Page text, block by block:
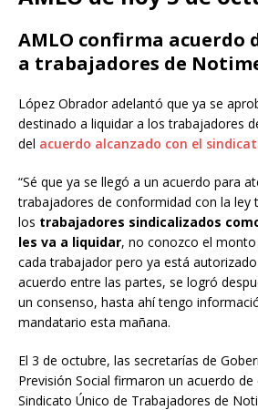
AMLO confirma acuerdo
a trabajadores de
López Obrador adelantó que ya se
destinado a liquidar a los trabajadores
del acuerdo alcanzado con el
“Sé que ya se llegó a un acuerdo para
trabajadores de conformidad con la ley
los trabajadores sindicalizados
les va a liquidar, no conozco el
cada trabajador pero ya está
acuerdo entre las partes, se logró
un consenso, hasta ahí tengo
mandatario esta mañana.
El 3 de octubre, las secretarías de
Previsión Social firmaron un acuerdo
Sindicato Único de Trabajadores de